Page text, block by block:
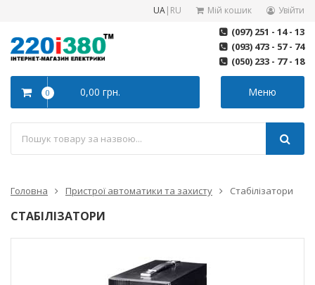
UA| RU Мій кошик Увійти
(097) 251 - 14 - 13
(093) 473 - 57 - 74
(050) 233 - 77 - 18
Меню
0 0,00 грн.
Головна Пристрої автоматики та захисту Стабілізатори
СТАБІЛІЗАТОРИ